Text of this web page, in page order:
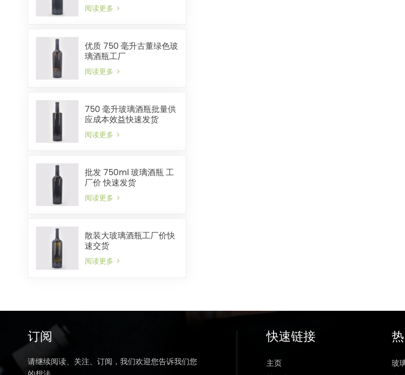
阅读更多
优质 750 毫升古董绿色玻
璃酒瓶工厂
阅读更多
750 毫升玻璃酒瓶批量供
应成本效益快速发货
阅读更多
批发 750ml 玻璃酒瓶 工
厂价 快速发货
阅读更多
散装大玻璃酒瓶工厂价快
速交货
阅读更多
订阅
请继续阅读、关注、订阅，我们欢迎您告诉我们您
快速链接
主页
玻